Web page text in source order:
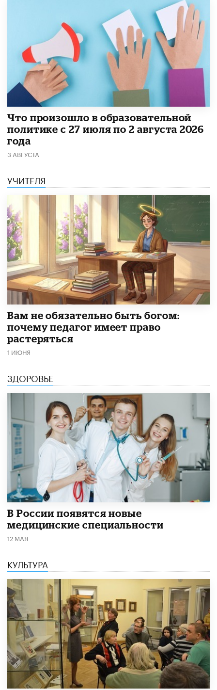
​Что произошло в образовательной
политике с 27 июля по 2 августа 2026
года
3 АВГУСТА
УЧИТЕЛЯ
​Вам не обязательно быть богом:
почему педагог имеет право
растеряться
1 ИЮНЯ
ЗДОРОВЬЕ
В России появятся новые
медицинские специальности
12 МАЯ
КУЛЬТУРА